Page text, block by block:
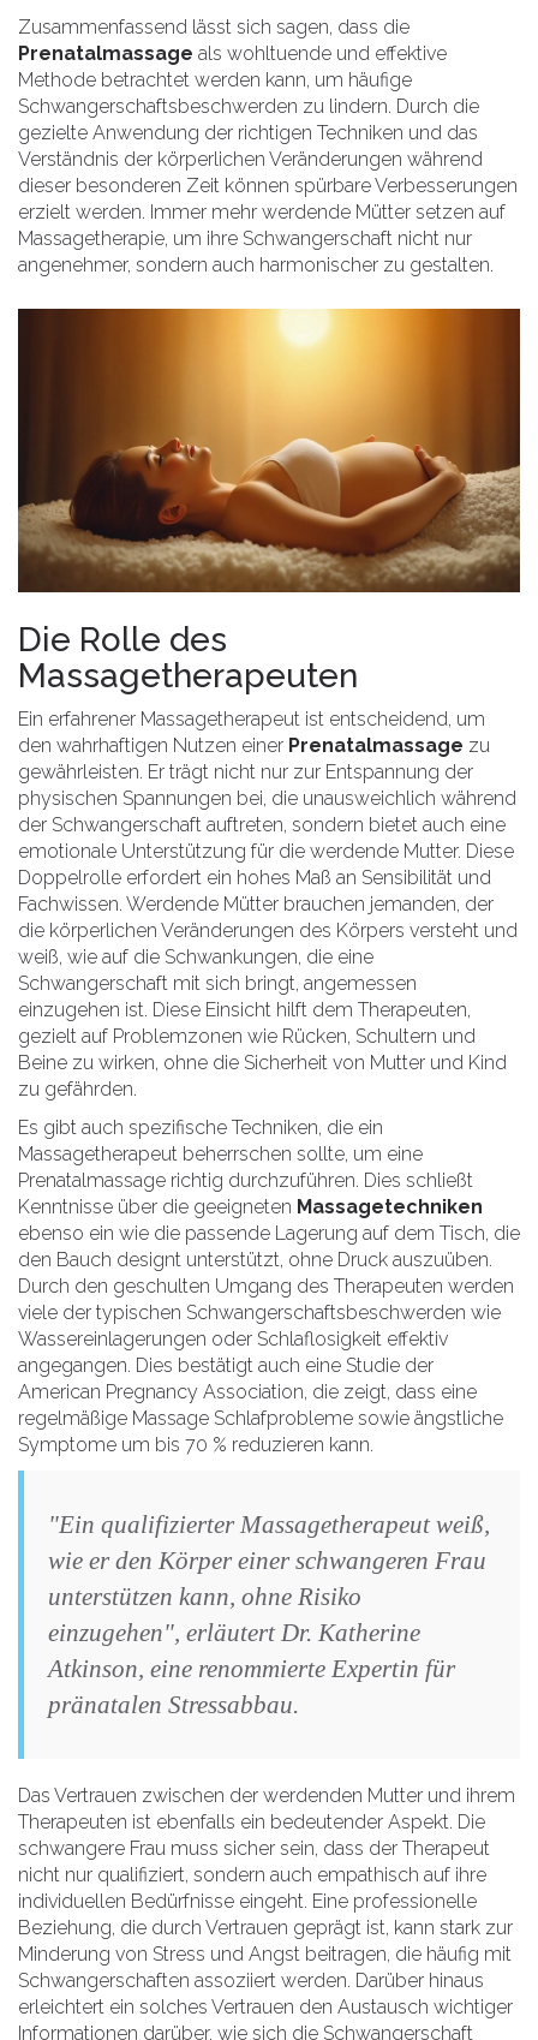
Zusammenfassend lässt sich sagen, dass die
Prenatalmassage als wohltuende und effektive
Methode betrachtet werden kann, um häufige
Schwangerschaftsbeschwerden zu lindern. Durch die
gezielte Anwendung der richtigen Techniken und das
Verständnis der körperlichen Veränderungen während
dieser besonderen Zeit können spürbare Verbesserungen
erzielt werden. Immer mehr werdende Mütter setzen auf
Massagetherapie, um ihre Schwangerschaft nicht nur
angenehmer, sondern auch harmonischer zu gestalten.
Die Rolle des
Massagetherapeuten
Ein erfahrener Massagetherapeut ist entscheidend, um
den wahrhaftigen Nutzen einer Prenatalmassage zu
gewährleisten. Er trägt nicht nur zur Entspannung der
physischen Spannungen bei, die unausweichlich während
der Schwangerschaft auftreten, sondern bietet auch eine
emotionale Unterstützung für die werdende Mutter. Diese
Doppelrolle erfordert ein hohes Maß an Sensibilität und
Fachwissen. Werdende Mütter brauchen jemanden, der
die körperlichen Veränderungen des Körpers versteht und
weiß, wie auf die Schwankungen, die eine
Schwangerschaft mit sich bringt, angemessen
einzugehen ist. Diese Einsicht hilft dem Therapeuten,
gezielt auf Problemzonen wie Rücken, Schultern und
Beine zu wirken, ohne die Sicherheit von Mutter und Kind
zu gefährden.
Es gibt auch spezifische Techniken, die ein
Massagetherapeut beherrschen sollte, um eine
Prenatalmassage richtig durchzuführen. Dies schließt
Kenntnisse über die geeigneten Massagetechniken
ebenso ein wie die passende Lagerung auf dem Tisch, die
den Bauch designt unterstützt, ohne Druck auszuüben.
Durch den geschulten Umgang des Therapeuten werden
viele der typischen Schwangerschaftsbeschwerden wie
Wassereinlagerungen oder Schlaflosigkeit effektiv
angegangen. Dies bestätigt auch eine Studie der
American Pregnancy Association, die zeigt, dass eine
regelmäßige Massage Schlafprobleme sowie ängstliche
Symptome um bis 70 % reduzieren kann.
"Ein qualifizierter Massagetherapeut weiß,
wie er den Körper einer schwangeren Frau
unterstützen kann, ohne Risiko
einzugehen", erläutert Dr. Katherine
Atkinson, eine renommierte Expertin für
pränatalen Stressabbau.
Das Vertrauen zwischen der werdenden Mutter und ihrem
Therapeuten ist ebenfalls ein bedeutender Aspekt. Die
schwangere Frau muss sicher sein, dass der Therapeut
nicht nur qualifiziert, sondern auch empathisch auf ihre
individuellen Bedürfnisse eingeht. Eine professionelle
Beziehung, die durch Vertrauen geprägt ist, kann stark zur
Minderung von Stress und Angst beitragen, die häufig mit
Schwangerschaften assoziiert werden. Darüber hinaus
erleichtert ein solches Vertrauen den Austausch wichtiger
Informationen darüber, wie sich die Schwangerschaft